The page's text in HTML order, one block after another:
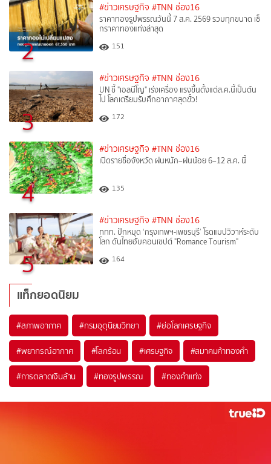
2
#ข่าวเศรษฐกิจ #TNN ช่อง16
ราคาทองรูปพรรณวันนี้ 7 ส.ค. 2569 รวมทุกขนาด เช็
กราคาทองแท่งล่าสุด
151
3
#ข่าวเศรษฐกิจ #TNN ช่อง16
UN ชี้ "เอลนีโญ" เร่งเครื่อง แรงขึ้นตั้งแต่ส.ค.นี้เป็นต้น
ไป โลกเตรียมรับศึกอากาศสุดขั้ว!
172
4
#ข่าวเศรษฐกิจ #TNN ช่อง16
เปิดรายชื่อจังหวัด ฝนหนัก–ฝนน้อย 6–12 ส.ค. นี้
135
5
#ข่าวเศรษฐกิจ #TNN ช่อง16
ททท. ปักหมุด ‘กรุงเทพฯ-เพชรบุรี’ โรดแมปวิวาห์ระดับ
โลก ดันไทยฮับคอนเซปต์ "Romance Tourism"
164
แท็กยอดนิยม
#สภาพอากาศ #กรมอุตุนิยมวิทยา #ย่อโลกเศรษฐกิจ
#พยากรณ์อากาศ #โลกร้อน #เศรษฐกิจ #สมาคมค้าทองคำ
#การตลาดเงินล้าน #ทองรูปพรรณ #ทองคำแท่ง